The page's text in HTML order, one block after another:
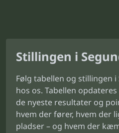
Stillingen i
Følg tabellen og stillingen
hos os. Tabellen
de nyeste resultater og
hvem der fører, hvem der
pladser – og hvem der